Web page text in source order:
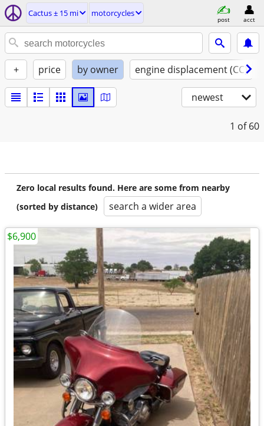
Cactus ± 15 mi motorcycles
post acct
+ price by owner engine displacement (CC)
newest
1 of 60
Zero local results found. Here are some from nearby
(sorted by distance)
search a wider area
$6,900